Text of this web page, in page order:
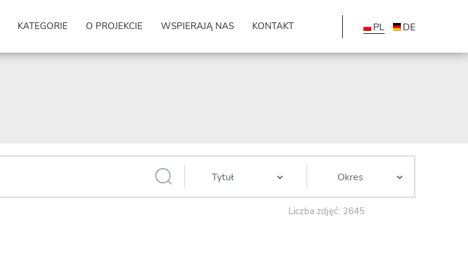
KATEGORIE O PROJEKCIE WSPIERAJĄ NAS KONTAKT PL DE
Liczba zdjęć: 2645